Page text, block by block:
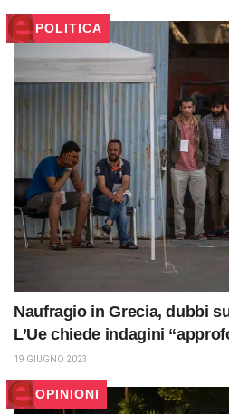
POLITICA
Naufragio in Grecia, dubbi
L’Ue chiede indagini
19 GIUGNO 2023
OPINIONI